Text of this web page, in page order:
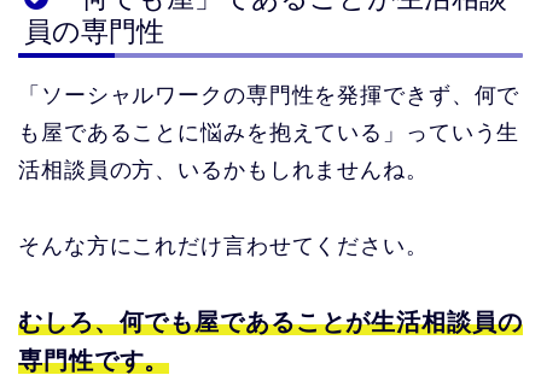
員の専門性
「ソーシャルワークの専門性を発揮できず、何で
も屋であることに悩みを抱えている」っていう生
活相談員の方、いるかもしれませんね。
そんな方にこれだけ言わせてください。
むしろ、何でも屋であることが生活相談員の
専門性です。